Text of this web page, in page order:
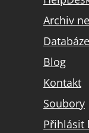
Archiv
Blog
Kontakt
Soubory
Přihlásit